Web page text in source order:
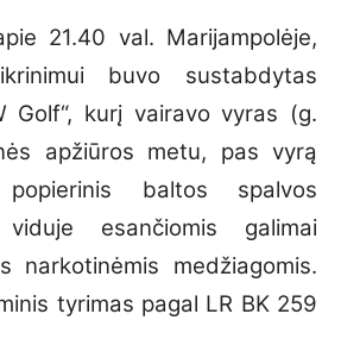
21.40 val. Marijampolėje,
buvo sustabdytas
Golf“, kurį vairavo vyras (g.
apžiūros metu, pas vyrą
baltos spalvos
esančiomis galimai
narkotinėmis medžiagomis.
tyrimas pagal LR BK 259